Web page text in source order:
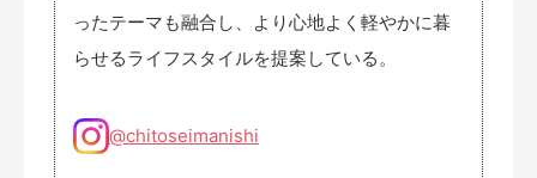
ったテーマも融合し、より心地よく軽やかに暮
らせるライフスタイルを提案している。
@chitoseimanishi